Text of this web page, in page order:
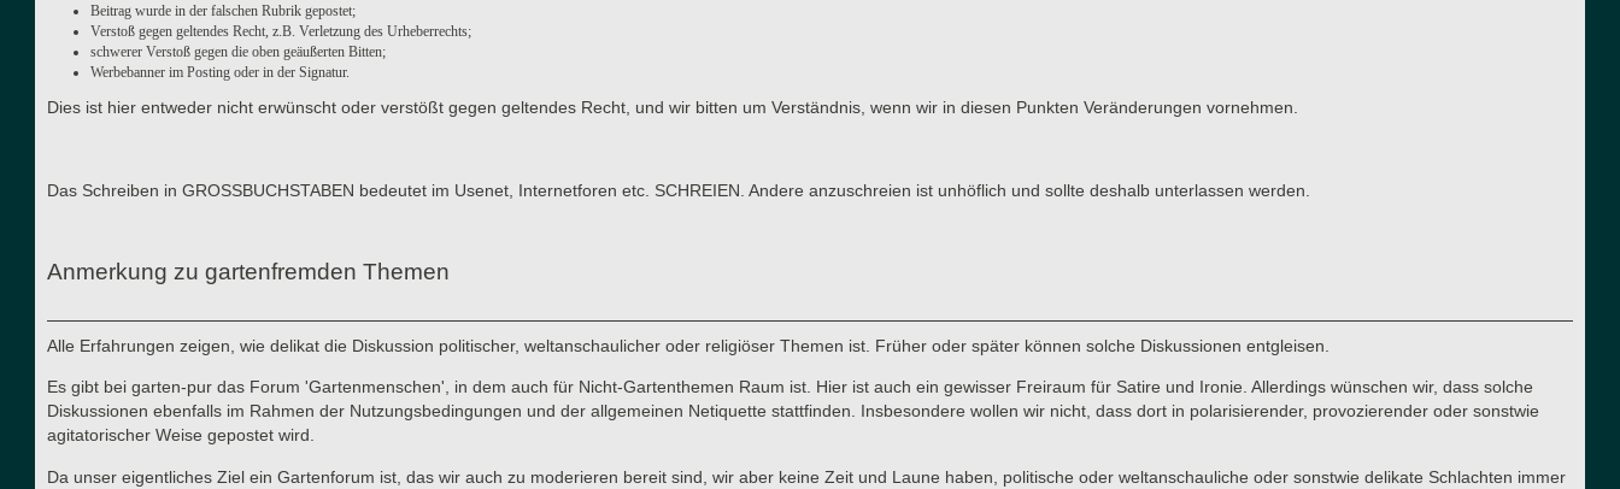
Beitrag wurde in der falschen Rubrik gepostet;
Verstoß gegen geltendes Recht, z.B. Verletzung des Urheberrechts;
schwerer Verstoß gegen die oben geäußerten Bitten;
Werbebanner im Posting oder in der Signatur.
Dies ist hier entweder nicht erwünscht oder verstößt gegen geltendes Recht, und wir bitten um Verständnis, wenn wir in diesen Punkten Veränderungen vornehmen.
Das Schreiben in GROSSBUCHSTABEN bedeutet im Usenet, Internetforen etc. SCHREIEN. Andere anzuschreien ist unhöflich und sollte deshalb unterlassen werden.
Anmerkung zu gartenfremden Themen
Alle Erfahrungen zeigen, wie delikat die Diskussion politischer, weltanschaulicher oder religiöser Themen ist. Früher oder später können solche Diskussionen entgleisen.
Es gibt bei garten-pur das Forum 'Gartenmenschen', in dem auch für Nicht-Gartenthemen Raum ist. Hier ist auch ein gewisser Freiraum für Satire und Ironie. Allerdings wünschen wir, dass solche
Diskussionen ebenfalls im Rahmen der Nutzungsbedingungen und der allgemeinen Netiquette stattfinden. Insbesondere wollen wir nicht, dass dort in polarisierender, provozierender oder sonstwie
agitatorischer Weise gepostet wird.
Da unser eigentliches Ziel ein Gartenforum ist, das wir auch zu moderieren bereit sind, wir aber keine Zeit und Laune haben, politische oder weltanschauliche oder sonstwie delikate Schlachten immer